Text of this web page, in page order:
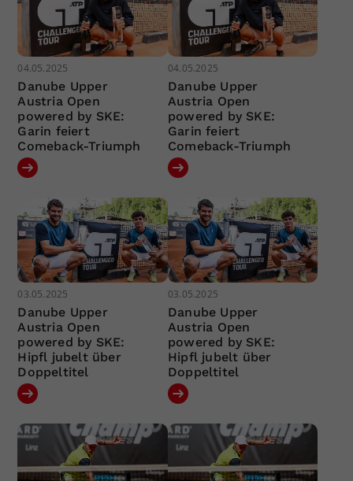
04.05.2025
Danube Upper
Austria Open
powered by SKE:
Garin feiert
Comeback-Triumph
04.05.2025
Danube Upper
Austria Open
powered by SKE:
Garin feiert
Comeback-Triumph
03.05.2025
Danube Upper
Austria Open
powered by SKE:
Hipfl jubelt über
Doppeltitel
03.05.2025
Danube Upper
Austria Open
powered by SKE:
Hipfl jubelt über
Doppeltitel